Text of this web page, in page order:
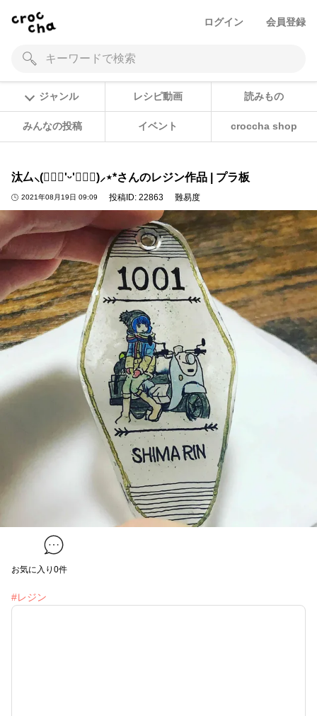
ログイン 会員登録
ジャンル レシピ動画 読みもの
みんなの投稿 イベント croccha shop
汰厶⸜(๑⃙⃘'ᵕ'๑⃙⃘)⸝⋆*さんのレジン作品 | プラ板
2021年08月19日 09:09 投稿ID: 22863 難易度
お気に入り 0件
#レジン